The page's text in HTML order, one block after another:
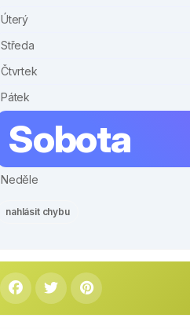
Úterý
Středa
Čtvrtek
Pátek
Sobota
Neděle
nahlásit chybu